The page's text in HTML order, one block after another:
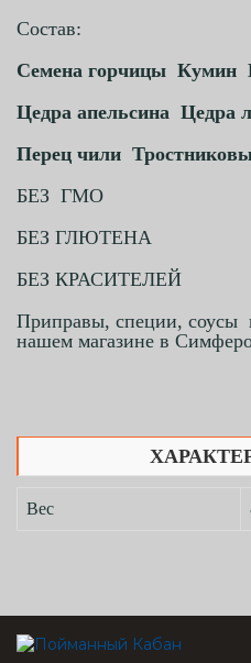
Состав:
Семена горчицы Кумин
Цедра апельсина Цедра
Перец чили
БЕЗ ГМО
БЕЗ ГЛЮТЕНА
БЕЗ КРАСИТЕЛЕЙ
Приправы, специи,
нашем магазине в
Вес